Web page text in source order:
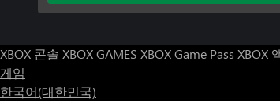
XBOX 콘솔 XBOX GAMES XBOX Game Pass XBOX
게임
한국어(대한민국)